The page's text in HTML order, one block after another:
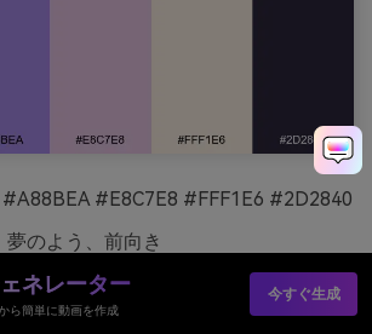
#E8C7E8 #FFF1E6 #2D2840
夢のよう、前向き
ティーパッケージングや商品広告
ネレーター
ら簡単に動画を作成
今すぐ生成